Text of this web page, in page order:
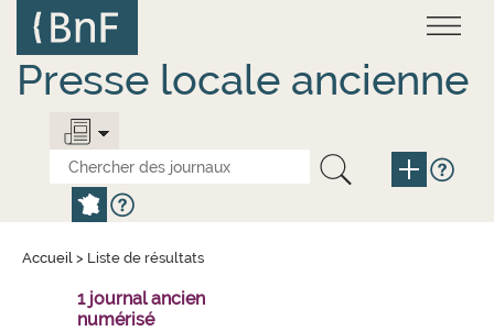
contenu
principal
Presse locale ancienne
Accueil > Liste de résultats
1 journal ancien
numérisé
Panneau de gestion des cookies